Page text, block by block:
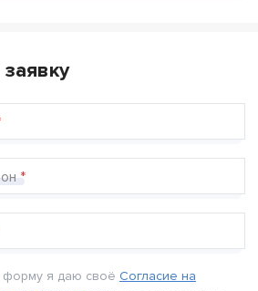
форму я даю своё Согласие на